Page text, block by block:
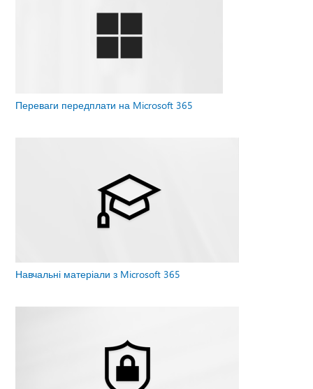
Переваги передплати на Microsoft 365
Навчальні матеріали з Microsoft 365